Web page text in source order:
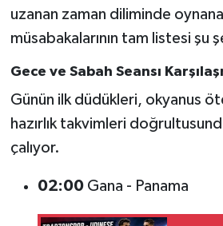
uzanan zaman diliminde
müsabakalarının tam listesi şu
Gece ve Sabah Seansı
Günün ilk düdükleri, okyanus
hazırlık takvimleri
çalıyor.
02:00Gana - Panama